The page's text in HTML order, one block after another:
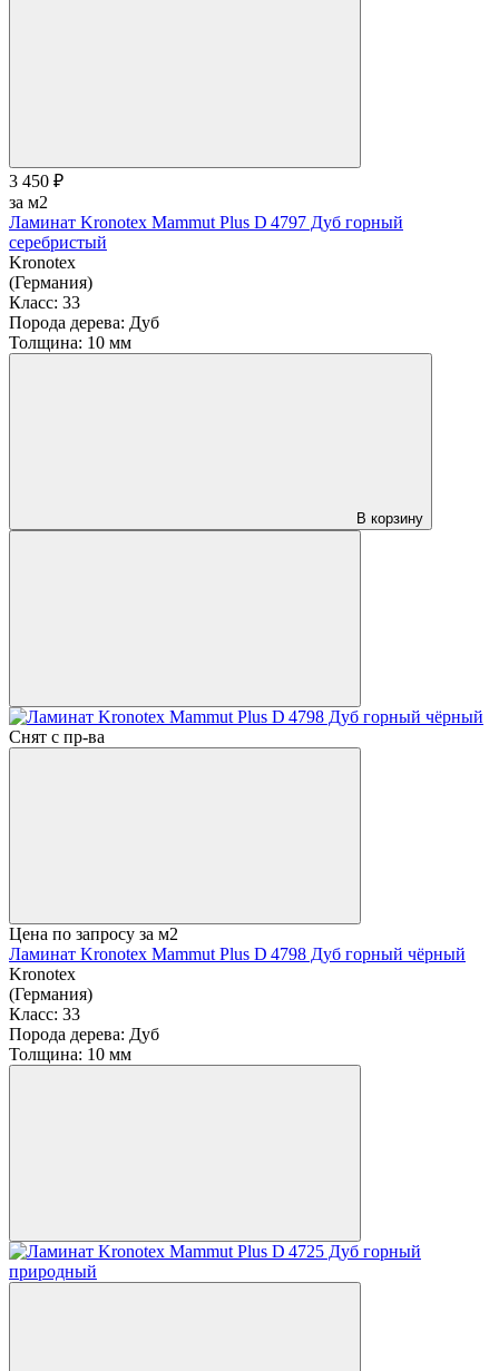
3 450 ₽
за м2
Ламинат Kronotex Mammut Plus D 4797 Дуб горный
серебристый
Kronotex
(Германия)
Класс: 33
Порода дерева: Дуб
Толщина: 10 мм
В корзину
Снят с пр-ва
Цена по запросу за м2
Ламинат Kronotex Mammut Plus D 4798 Дуб горный чёрный
Kronotex
(Германия)
Класс: 33
Порода дерева: Дуб
Толщина: 10 мм